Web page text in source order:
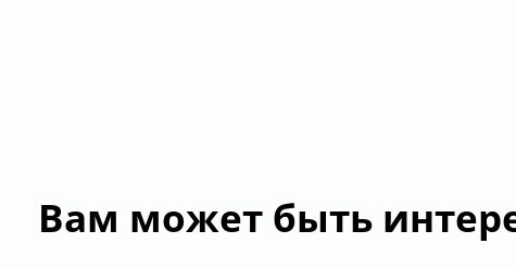
Вам может быть